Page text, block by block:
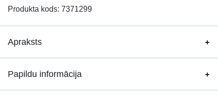
Produkta kods: 7371299
Apraksts
Papildu informācija